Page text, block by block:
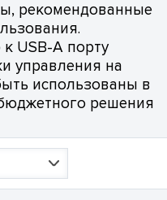
рекомендованные
USB-A порту
управления на
использованы в
решения